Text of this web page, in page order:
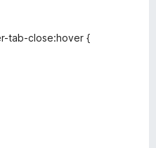
tab-close:hover {